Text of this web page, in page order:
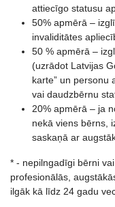
attiecīgo statusu
50% apmērā –
invaliditātes
50 % apmērā –
(uzrādot Latvijas
karte” un personu
vai daudzbērnu
20% apmērā – ja
nekā viens bērns,
saskaņā ar
* - nepilngadīgi bērni
profesionālās,
ilgāk kā līdz 24 gadu